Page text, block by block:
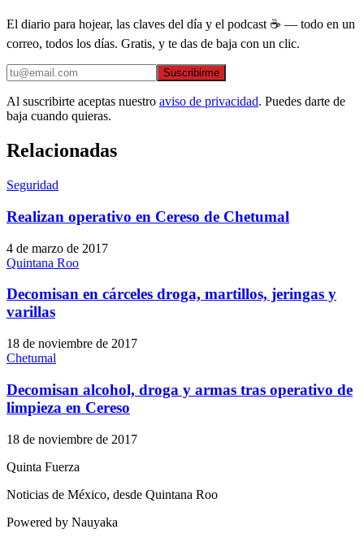
El diario para hojear, las claves del día y el podcast ☕ — todo en un
correo, todos los días. Gratis, y te das de baja con un clic.
Suscribirme
Al suscribirte aceptas nuestro aviso de privacidad. Puedes darte de
baja cuando quieras.
Relacionadas
Seguridad
Realizan operativo en Cereso de Chetumal
4 de marzo de 2017
Quintana Roo
Decomisan en cárceles droga, martillos, jeringas y
varillas
18 de noviembre de 2017
Chetumal
Decomisan alcohol, droga y armas tras operativo de
limpieza en Cereso
18 de noviembre de 2017
Quinta Fuerza
Noticias de México, desde Quintana Roo
Powered by Nauyaka